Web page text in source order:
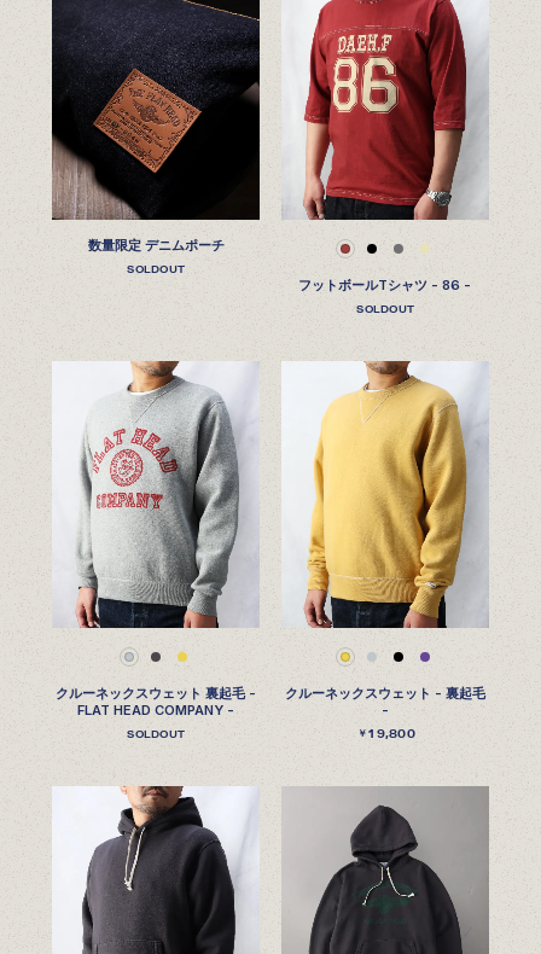
数量限定 デニムポーチ
SOLDOUT
フットボールTシャツ - 86 -
SOLDOUT
クルーネックスウェット 裏起毛 -
FLAT HEAD COMPANY -
SOLDOUT
クルーネックスウェット - 裏起毛
-
￥19,800